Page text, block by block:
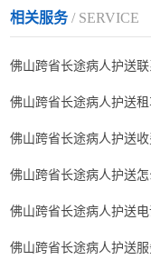
相关服务/ SERVICE
佛山跨省长途病人护送
佛山跨省长途病人护送
佛山跨省长途病人护送
佛山跨省长途病人护送
佛山跨省长途病人护送
佛山跨省长途病人护送